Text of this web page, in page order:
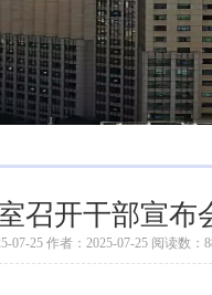
召开干部宣布
07-25 作者：2025-07-25 阅读数：